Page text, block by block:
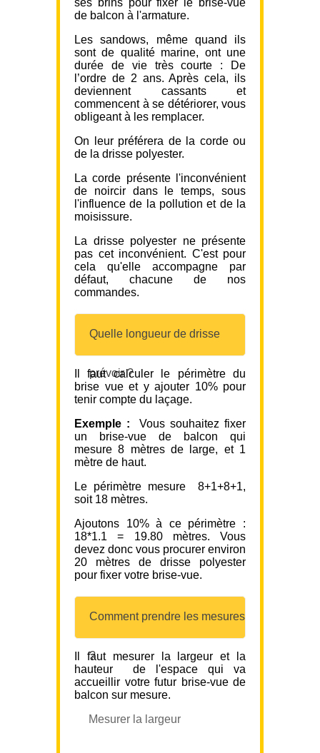
ses brins pour fixer le brise-vue
de balcon à l'armature.
Les sandows, même quand ils
sont de qualité marine, ont une
durée de vie très courte : De
l’ordre de 2 ans. Après cela, ils
deviennent cassants et
commencent à se détériorer, vous
obligeant à les remplacer.
On leur préférera de la corde ou
de la drisse polyester.
La corde présente l'inconvénient
de noircir dans le temps, sous
l'influence de la pollution et de la
moisissure.
La drisse polyester ne présente
pas cet inconvénient. C'est pour
cela qu'elle accompagne par
défaut, chacune de nos
commandes.
Quelle longueur de drisse
prévoir ?
Il faut calculer le périmètre du
brise vue et y ajouter 10% pour
tenir compte du laçage.
Exemple :
Vous souhaitez fixer
un brise-vue de balcon qui
mesure 8 mètres de large, et 1
mètre de haut.
Le périmètre mesure 8+1+8+1,
soit 18 mètres.
Ajoutons 10% à ce périmètre :
18*1.1 = 19.80 mètres. Vous
devez donc vous procurer environ
20 mètres de drisse polyester
pour fixer votre brise-vue.
Comment prendre les mesures
?
Il faut mesurer la largeur et la
hauteur de l'espace qui va
accueillir votre futur brise-vue de
balcon sur mesure.
Mesurer la largeur